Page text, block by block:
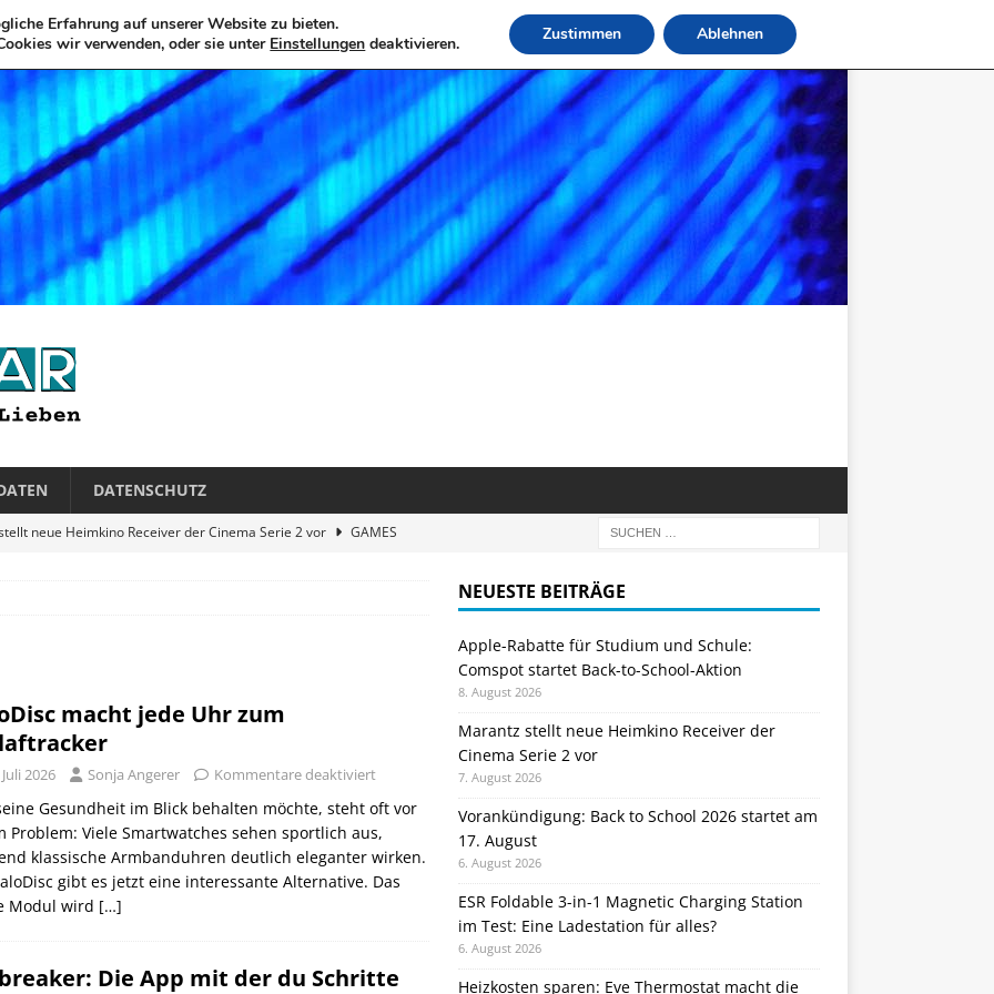
DATENSCHUTZ
neue Heimkino Receiver der Cinema Serie 2 vor
GAMES
macht jede Uhr zum
2026 Sonja Angerer Kommentare deaktiviert
Gesundheit im Blick behalten möchte, steht oft vor
Problem: Viele Smartwatches sehen sportlich aus,
klassische Armbanduhren deutlich eleganter wirken.
gibt es jetzt eine interessante Alternative. Das
Modul wird […]
Die App mit der du Schritte
NEUESTE BEITRÄGE
Apple-Rabatte für Studium und Schule:
Comspot startet Back-to-School-Aktion
8. August 2026
Marantz stellt neue Heimkino Receiver der
Cinema Serie 2 vor
7. August 2026
Vorankündigung: Back to School 2026 startet am
17. August
6. August 2026
ESR Foldable 3-in-1 Magnetic Charging Station
im Test: Eine Ladestation für alles?
6. August 2026
Heizkosten sparen: Eve Thermostat macht die
Erfahrung auf unserer Website zu bieten.
wir verwenden, oder sie unter Einstellungen deaktivieren. Zustimmen Ablehnen